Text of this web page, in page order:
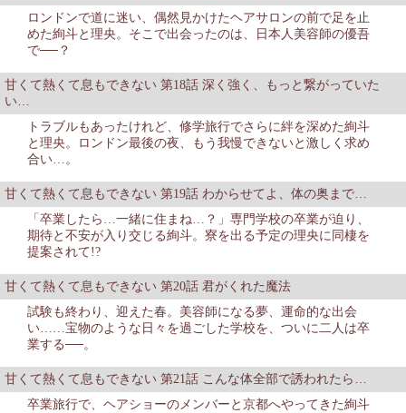
ロンドンで道に迷い、偶然見かけたヘアサロンの前で足を止
めた絢斗と理央。そこで出会ったのは、日本人美容師の優吾
で──？
甘くて熱くて息もできない 第18話 深く強く、もっと繋がっていた
い…
トラブルもあったけれど、修学旅行でさらに絆を深めた絢斗
と理央。ロンドン最後の夜、もう我慢できないと激しく求め
合い…。
甘くて熱くて息もできない 第19話 わからせてよ、体の奥まで…
「卒業したら…一緒に住まね…？」専門学校の卒業が迫り、
期待と不安が入り交じる絢斗。寮を出る予定の理央に同棲を
提案されて!?
甘くて熱くて息もできない 第20話 君がくれた魔法
試験も終わり、迎えた春。美容師になる夢、運命的な出会
い……宝物のような日々を過ごした学校を、ついに二人は卒
業する──。
甘くて熱くて息もできない 第21話 こんな体全部で誘われたら…
卒業旅行で、ヘアショーのメンバーと京都へやってきた絢斗